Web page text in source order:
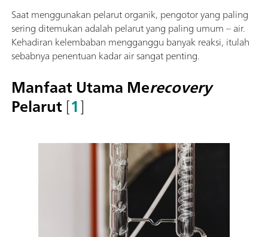
Saat menggunakan pelarut organik, pengotor yang paling
sering ditemukan adalah pelarut yang paling umum – air.
Kehadiran kelembaban mengganggu banyak reaksi, itulah
sebabnya penentuan kadar air sangat penting.
Manfaat Utama Merecovery
Pelarut[1]